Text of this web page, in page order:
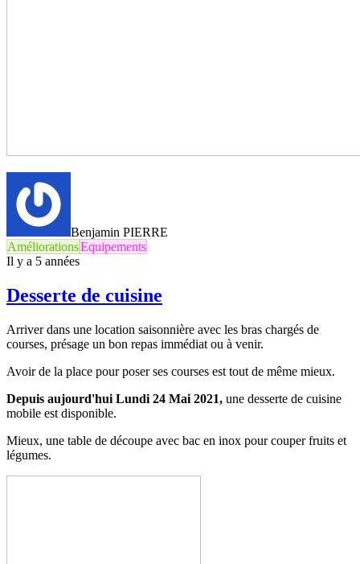
Benjamin PIERRE
AméliorationsEquipements
Il y a 5 années
Desserte de cuisine
Arriver dans une location saisonnière avec les bras chargés de
courses, présage un bon repas immédiat ou à venir.
Avoir de la place pour poser ses courses est tout de même mieux.
Depuis aujourd'hui Lundi 24 Mai 2021, une desserte de cuisine
mobile est disponible.
Mieux, une table de découpe avec bac en inox pour couper fruits et
légumes.